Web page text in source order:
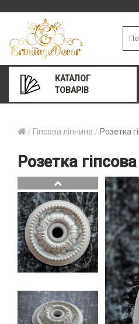
КАТАЛОГ
ТОВАРІВ
Гіпсова ліпнина Розетка
Розетка